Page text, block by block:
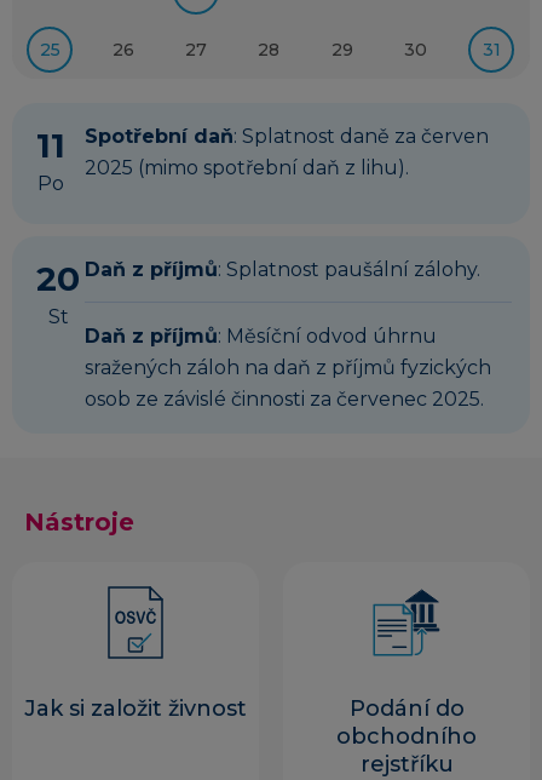
25 26 27 28 29 30 31
11
Po
Spotřební daň: Splatnost daně za červen
2025 (mimo spotřební daň z lihu).
20
St
Daň z příjmů: Splatnost paušální zálohy.
Daň z příjmů: Měsíční odvod úhrnu
sražených záloh na daň z příjmů fyzických
osob ze závislé činnosti za červenec 2025.
Nástroje
Jak si založit živnost
Podání do
obchodního
rejstříku